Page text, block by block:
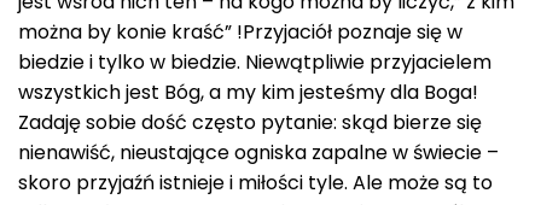
można by konie kraść” !Przyjaciół poznaje się w
biedzie i tylko w biedzie. Niewątpliwie przyjacielem
wszystkich jest Bóg, a my kim jesteśmy dla Boga!
Zadaję sobie dość często pytanie: skąd bierze się
nienawiść, nieustające ogniska zapalne w świecie –
skoro przyjaźń istnieje i miłości tyle. Ale może są to